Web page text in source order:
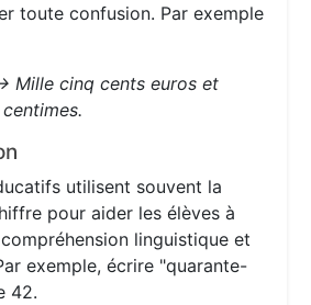
toute confusion. Par exemple
Mille cinq cents euros et
utilisent souvent la
pour aider les élèves à
linguistique et
exemple, écrire "quarante-
42.